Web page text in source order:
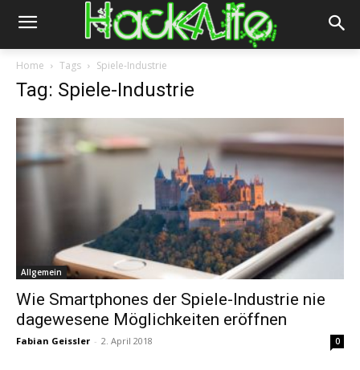
Home Tags Spiele-Industrie
Tag: Spiele-Industrie
Allgemein
Wie Smartphones der Spiele-Industrie nie
dagewesene Möglichkeiten eröffnen
Fabian Geissler - 2. April 2018 0